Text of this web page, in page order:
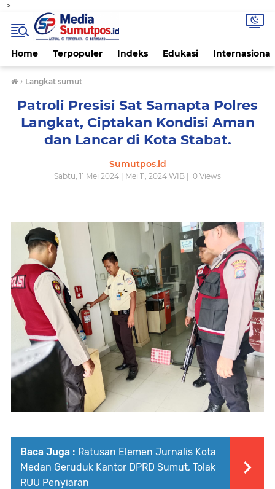
-->
Home Terpopuler Indeks Edukasi Internasional
› Langkat sumut
Patroli Presisi Sat Samapta Polres
Langkat, Ciptakan Kondisi Aman
dan Lancar di Kota Stabat.
Sumutpos.id
Sabtu, 11 Mei 2024 | Mei 11, 2024 WIB | 0 Views
Baca Juga : Ratusan Elemen Jurnalis Kota
Medan Geruduk Kantor DPRD Sumut, Tolak
RUU Penyiaran